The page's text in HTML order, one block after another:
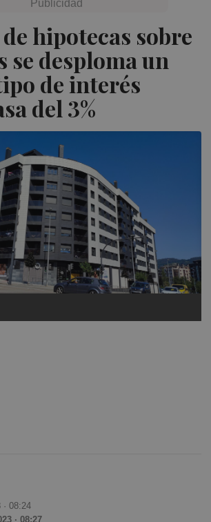
hipotecas sobre
se desploma un
de interés
del 3%
·08:24
· 08:27